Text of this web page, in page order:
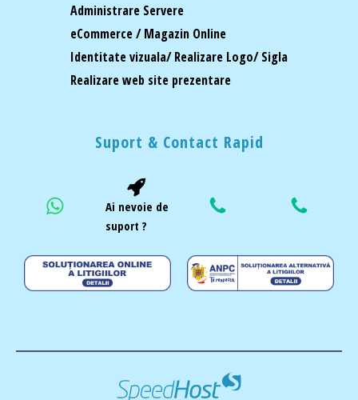
Administrare Servere
eCommerce / Magazin Online
Identitate vizuala/ Realizare Logo/ Sigla
Realizare web site prezentare
Suport & Contact Rapid
Ai nevoie de
suport ?